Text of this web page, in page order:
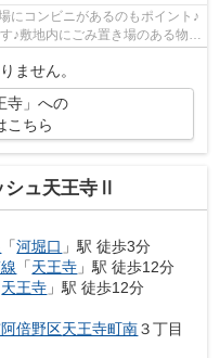
にコンビニがあるのもポイント♪
♪敷地内にごみ置き場のある物件
ません。
寺」への
こちら
シュ天王寺Ⅱ
「河堀口 」駅 徒歩3分
「天王寺 」駅 徒歩12分
天王寺 」駅 徒歩12分
倍野区天王寺町南３丁目